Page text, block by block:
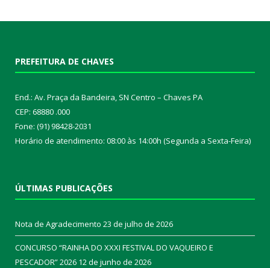
PREFEITURA DE CHAVES
End.: Av. Praça da Bandeira, SN Centro – Chaves PA
CEP: 68880 .000
Fone: (91) 98428-2031
Horário de atendimento: 08:00 às 14:00h (Segunda a Sexta-Feira)
ÚLTIMAS PUBLICAÇÕES
Nota de Agradecimento 23 de julho de 2026
CONCURSO “RAINHA DO XXXI FESTIVAL DO VAQUEIRO E
PESCADOR” 2026 12 de junho de 2026